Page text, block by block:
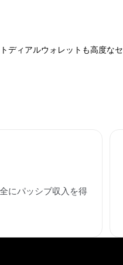
ィアルウォレットも高度な
にパッシブ収入を得